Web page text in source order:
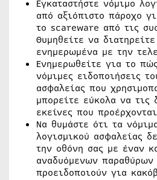
Εγκαταστήστε νόμιμο
από αξιόπιστο πάροχο
το scareware από τις
Θυμηθείτε να
ενημερωμένα με την
Ενημερωθείτε για το
νόμιμες ειδοποιήσεις
ασφαλείας που
μπορείτε εύκολα να τις
εκείνες που
Να θυμάστε ότι τα
λογισμικού ασφαλείας
την οθόνη σας με έναν
αναδυόμενων
προειδοποιούν για